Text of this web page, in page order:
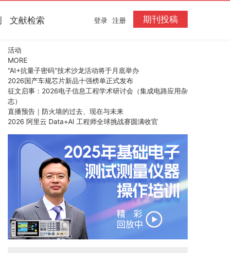
文献检索 期刊投稿
登录 注册
活动
MORE
“AI+抗量子密码"技术沙龙活动将于月底举办
2026国产车规芯片新品十强榜单正式发布
征文启事：2026电子信息工程学术研讨会（集成电路应用杂
志）
直播预告｜防火墙的过去、现在与未来
2026 阿里云 Data+AI 工程师全球挑战赛圆满收官